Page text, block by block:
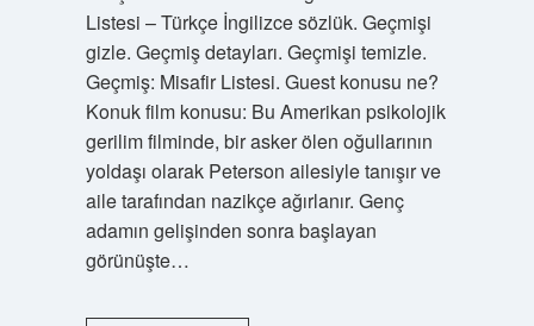
Listesi – Türkçe İngilizce sözlük. Geçmişi
gizle. Geçmiş detayları. Geçmişi temizle.
Geçmiş: Misafir Listesi. Guest konusu ne?
Konuk film konusu: Bu Amerikan psikolojik
gerilim filminde, bir asker ölen oğullarının
yoldaşı olarak Peterson ailesiyle tanışır ve
aile tarafından nazikçe ağırlanır. Genç
adamın gelişinden sonra başlayan
görünüşte…